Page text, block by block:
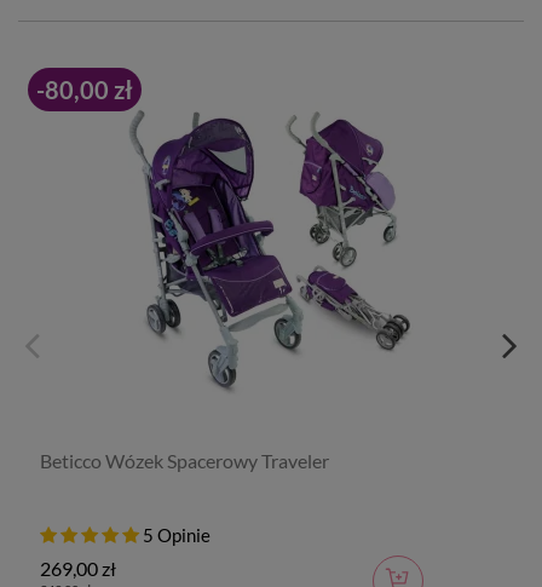
-80,00 zł
Beticco Wózek Spacerowy Traveler
5 Opinie
269,00 zł